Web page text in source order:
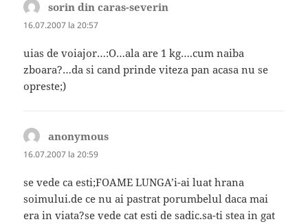
sorin din caras-severin
16.07.2007 la 20:57
uias de voiajor…:O…ala are 1 kg….cum naiba
zboara?…da si cand prinde viteza pan acasa nu se
opreste;)
anonymous
16.07.2007 la 20:59
se vede ca esti;FOAME LUNGA’i-ai luat hrana
soimului.de ce nu ai pastrat porumbelul daca mai
era in viata?se vede cat esti de sadic.sa-ti stea in gat